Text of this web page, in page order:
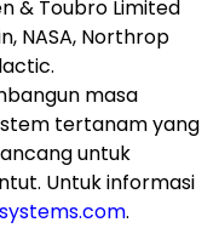
& Toubro Limited
NASA, Northrop
masa
tertanam yang
untuk
Untuk informasi
.